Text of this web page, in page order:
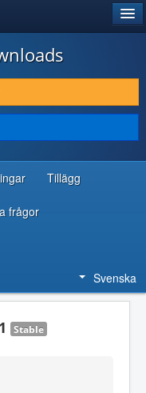
Tillägg
frågor
Svenska
Stable